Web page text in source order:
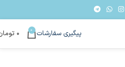
پیگیری سفارشات 0 ۰